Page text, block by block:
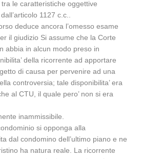
le caratteristiche oggettive
1127 c.c..
deduce ancora l’omesso esame
il giudizio Si assume che la Corte
abbia in alcun modo preso in
della ricorrente ad apportare
di causa per pervenire ad una
controversia; tale disponibilita’ era
al CTU, il quale pero’ non si era
inammissibile.
si opponga alla
dal condomino dell’ultimo piano e ne
ha natura reale. La ricorrente